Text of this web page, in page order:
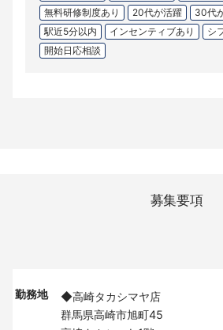
無料研修制度あり
20代が活躍
30代
駅近5分以内
インセンティブあり
シ
開始日応相談
募集要項
勤務地
◆高崎タカシマヤ店
群馬県高崎市旭町45